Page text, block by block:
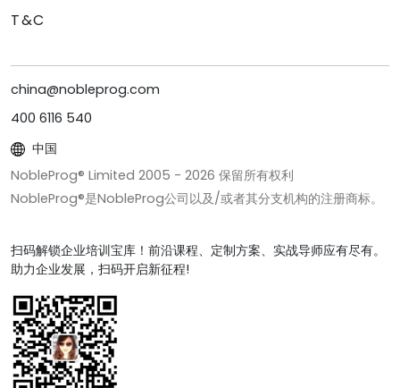
T&C
china@nobleprog.com
400 6116 540
中国
NobleProg® Limited 2005 - 2026 保留所有权利
NobleProg®是NobleProg公司以及/或者其分支机构的注册商标。
扫码解锁企业培训宝库！前沿课程、定制方案、实战导师应有尽有。
助力企业发展，扫码开启新征程!